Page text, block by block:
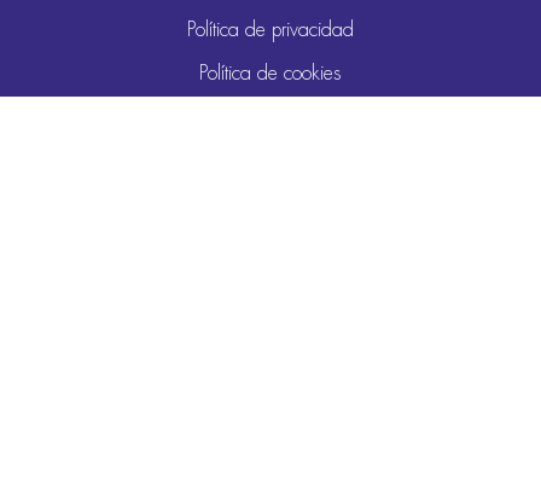
Política de privacidad
Política de cookies